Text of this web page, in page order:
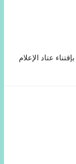
رقم 02 -2026 الخاصة بإقتناء عتاد الإعلام